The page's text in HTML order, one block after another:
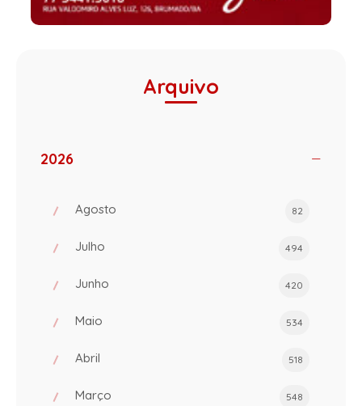
Arquivo
2026
Agosto 82
Julho 494
Junho 420
Maio 534
Abril 518
Março 548